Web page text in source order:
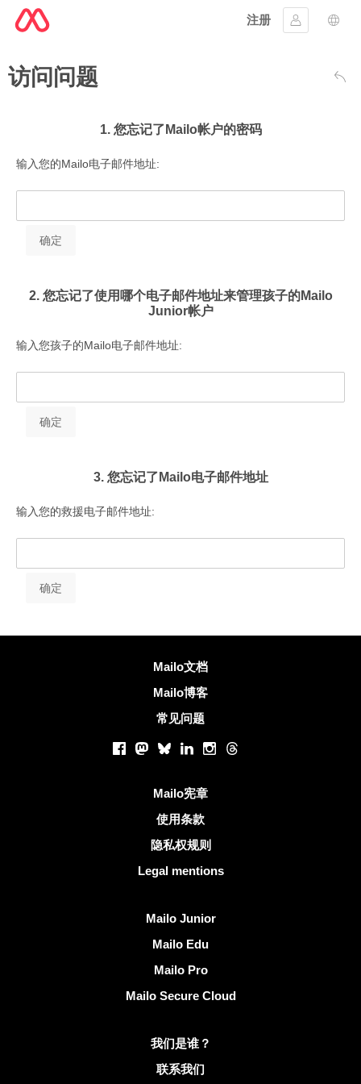
注册
登入 语言
访问问题 返回
1. 您忘记了Mailo帐户的密码
输入您的Mailo电子邮件地址:
2. 您忘记了使用哪个电子邮件地址来管理孩子的Mailo
Junior帐户
输入您孩子的Mailo电子邮件地址:
3. 您忘记了Mailo电子邮件地址
输入您的救援电子邮件地址:
Mailo文档
Mailo博客
常见问题
Facebook
Mastodon
BlueskyLinkedInInstagram
Threads
Mailo宪章
使用条款
隐私权规则
Legal mentions
Mailo Junior
Mailo Edu
Mailo Pro
Mailo Secure Cloud
我们是谁？
联系我们